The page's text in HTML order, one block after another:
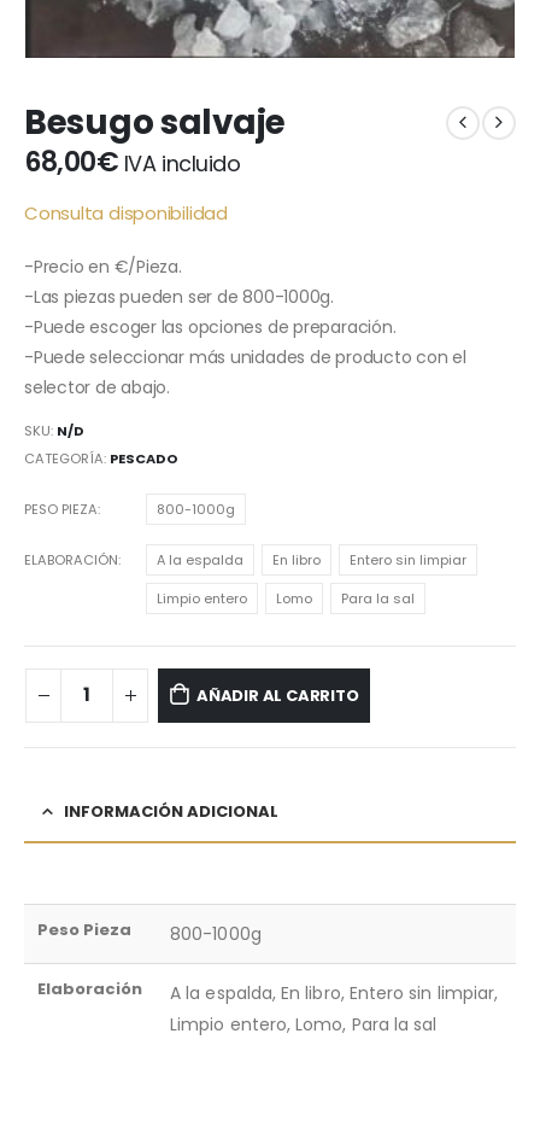
Besugo salvaje
68,00€ IVA incluido
Consulta disponibilidad
-Precio en €/Pieza.
-Las piezas pueden ser de 800-1000g.
-Puede escoger las opciones de preparación.
-Puede seleccionar más unidades de producto con el
selector de abajo.
SKU: N/D
CATEGORÍA: PESCADO
PESO PIEZA 800-1000g
ELABORACIÓN A la espalda En libro
Entero sin limpiar
Limpio entero
Lomo Para la sal
AÑADIR AL CARRITO
INFORMACIÓN ADICIONAL
Peso Pieza 800-1000g
Elaboración
A la espalda, En libro, Entero sin limpiar,
Limpio entero, Lomo, Para la sal